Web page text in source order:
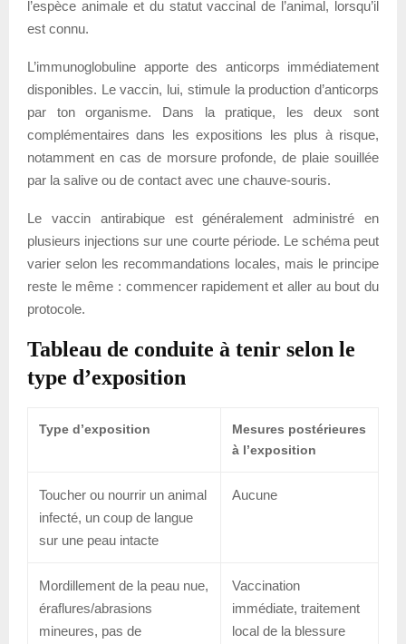
l’espèce animale et du statut vaccinal de l’animal, lorsqu’il
est connu.
L’immunoglobuline apporte des anticorps immédiatement
disponibles. Le vaccin, lui, stimule la production d’anticorps
par ton organisme. Dans la pratique, les deux sont
complémentaires dans les expositions les plus à risque,
notamment en cas de morsure profonde, de plaie souillée
par la salive ou de contact avec une chauve-souris.
Le vaccin antirabique est généralement administré en
plusieurs injections sur une courte période. Le schéma peut
varier selon les recommandations locales, mais le principe
reste le même : commencer rapidement et aller au bout du
protocole.
Tableau de conduite à tenir selon le
type d’exposition
Type d’exposition
Mesures postérieures
à l’exposition
Toucher ou nourrir un animal
infecté, un coup de langue
sur une peau intacte
Aucune
Mordillement de la peau nue,
éraflures/abrasions
mineures, pas de
Vaccination
immédiate, traitement
local de la blessure